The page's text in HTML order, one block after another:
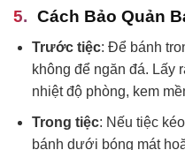
Cách Bảo Quản
Trước tiệc: Để bánh
không để ngăn đá. Lấy
nhiệt độ phòng, kem
Trong tiệc: Nếu tiệc
bánh dưới bóng mát